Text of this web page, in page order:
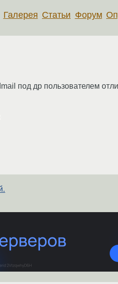
Галерея Статьи Форум
под др пользователем